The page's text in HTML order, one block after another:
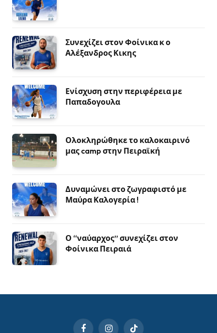
Συνεχίζει στον Φοίνικα κ ο
Αλέξανδρος Κικης
Ενίσχυση στην περιφέρεια με
Παπαδογουλα
Ολοκληρώθηκε το καλοκαιρινό
μας camp στην Πειραϊκή
Δυναμώνει στο ζωγραφιστό με
Μαύρα Καλογερία !
Ο “ναύαρχος” συνεχίζει στον
Φοίνικα Πειραιά